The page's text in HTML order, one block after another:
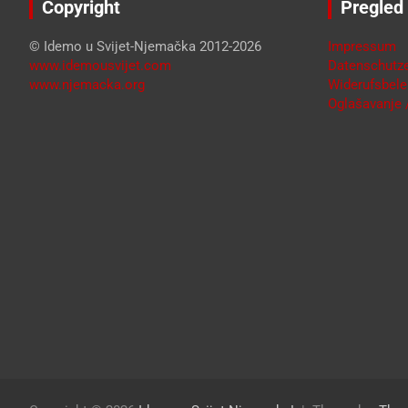
Copyright
© Idemo u Svijet-Njemačka 2012-2026
www.idemousvijet.com
www.njemacka.org
Pregled
Impressum